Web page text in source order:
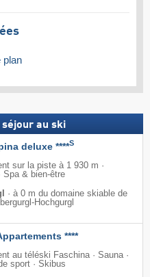
plan
au ski
deluxe ****S
sur la piste à 1 930 m ·
Spa & bien-être
· à 0 m du domaine skiable de
Hochgurgl
****
au téléski Faschina · Sauna ·
sport · Skibus